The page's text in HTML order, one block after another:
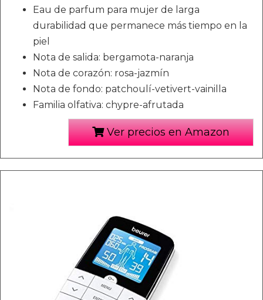
Eau de parfum para mujer de larga
durabilidad que permanece más tiempo en la
piel
Nota de salida: bergamota-naranja
Nota de corazón: rosa-jazmín
Nota de fondo: patchoulí-vetivert-vainilla
Familia olfativa: chypre-afrutada
Ver precios en Amazon